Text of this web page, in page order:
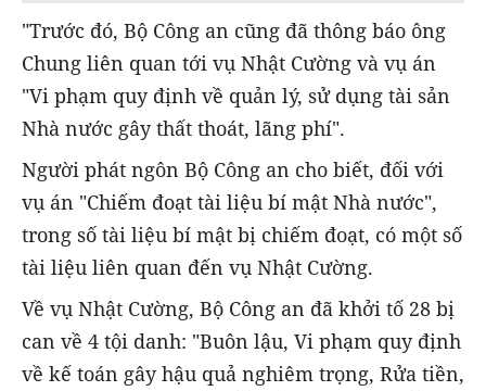
"Trước đó, Bộ Công an cũng đã thông báo ông
Chung liên quan tới vụ Nhật Cường và vụ án
"Vi phạm quy định về quản lý, sử dụng tài sản
Nhà nước gây thất thoát, lãng phí".
Người phát ngôn Bộ Công an cho biết, đối với
vụ án "Chiếm đoạt tài liệu bí mật Nhà nước",
trong số tài liệu bí mật bị chiếm đoạt, có một số
tài liệu liên quan đến vụ Nhật Cường.
Về vụ Nhật Cường, Bộ Công an đã khởi tố 28 bị
can về 4 tội danh: "Buôn lậu, Vi phạm quy định
về kế toán gây hậu quả nghiêm trọng, Rửa tiền,